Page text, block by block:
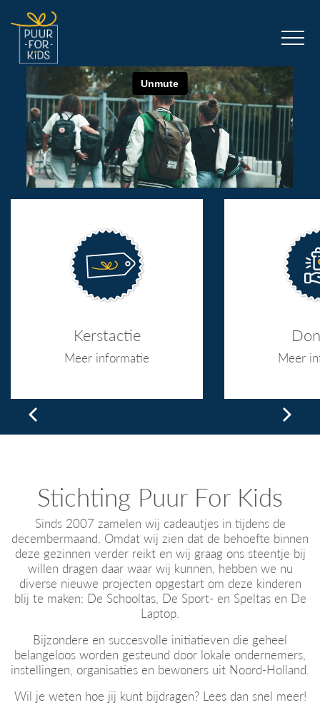
Kerstactie
Meer informatie Meer
Stichting Puur For Kids
Sinds 2007 zamelen wij cadeautjes in tijdens de
decembermaand. Omdat wij zien dat de behoefte binnen
deze gezinnen verder reikt en wij graag ons steentje bij
willen dragen daar waar wij kunnen, hebben we nu
diverse nieuwe projecten opgestart om deze kinderen
blij te maken: De Schooltas, De Sport- en Speltas en De
Laptop.
Bijzondere en succesvolle initiatieven die geheel
belangeloos worden gesteund door lokale ondernemers,
instellingen, organisaties en bewoners uit Noord-Holland.
Wil je weten hoe jij kunt bijdragen? Lees dan snel meer!